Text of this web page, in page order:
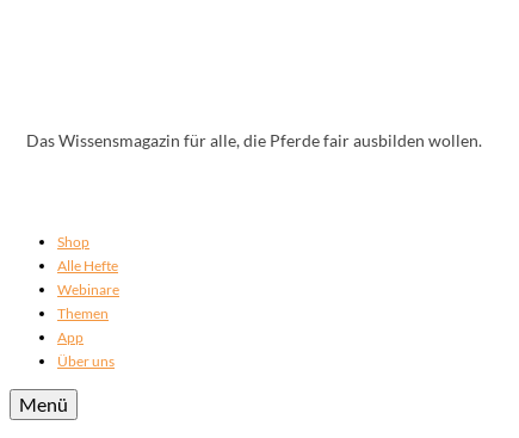
Das Wissensmagazin für alle, die Pferde fair ausbilden wollen.
Shop
Alle Hefte
Webinare
Themen
App
Über uns
Menü